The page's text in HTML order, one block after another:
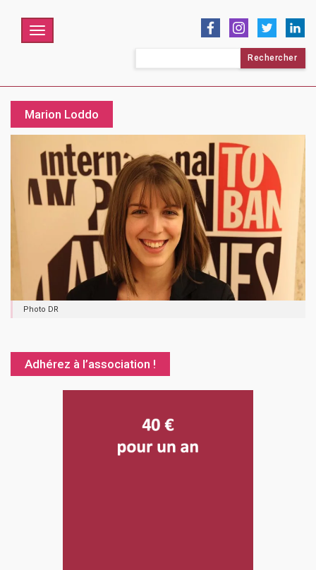
Menu
Marion Loddo
Photo DR
Adhérez à l’association !